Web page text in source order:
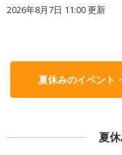
2026年8月7日 11:00更新
夏休みのイベント
夏